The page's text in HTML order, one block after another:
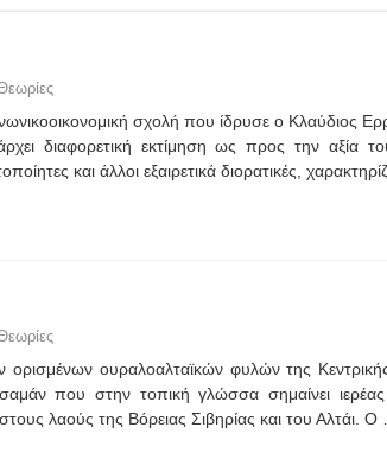
σχολή που ίδρυσε ο Κλαύδιος
διαφορετική εκτίμηση ως προς την αξία
και άλλοι εξαιρετικά διορατικές,
ουραλοαλταϊκών φυλών της
που στην τοπική γλώσσα σημαίνει
λαούς της Βόρειας Σιβηρίας και του Αλτάι. Ο